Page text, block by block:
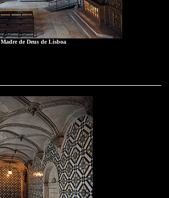
Madre de Deus de Lisboa